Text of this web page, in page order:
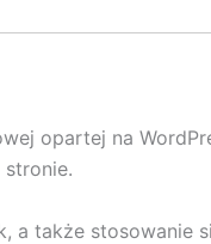
opartej na
a także stosowanie